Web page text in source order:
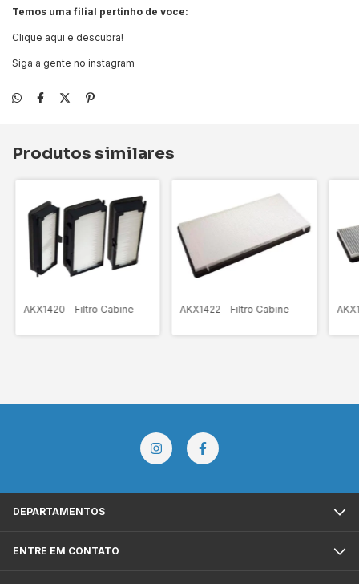
Temos uma filial pertinho de voce:
Clique aqui e descubra!
Siga a gente no instagram
Produtos similares
AKX1420 - Filtro Cabine AKX1422 - Filtro Cabine
DEPARTAMENTOS
ENTRE EM CONTATO